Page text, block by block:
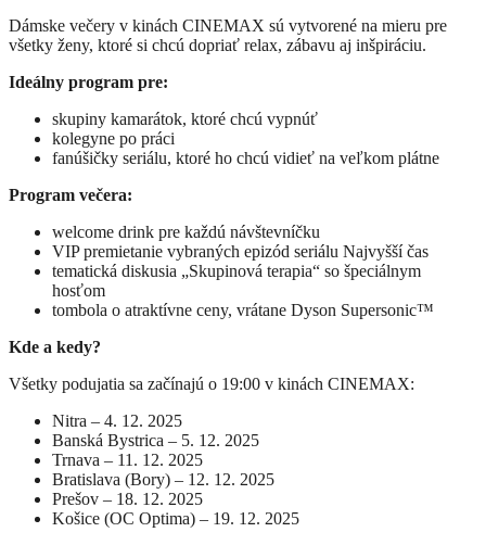
Dámske večery v kinách CINEMAX sú vytvorené na mieru pre
všetky ženy, ktoré si chcú dopriať relax, zábavu aj inšpiráciu.
Ideálny program pre:
skupiny kamarátok, ktoré chcú vypnúť
kolegyne po práci
fanúšičky seriálu, ktoré ho chcú vidieť na veľkom plátne
Program večera:
welcome drink pre každú návštevníčku
VIP premietanie vybraných epizód seriálu Najvyšší čas
tematická diskusia „Skupinová terapia“ so špeciálnym
hosťom
tombola o atraktívne ceny, vrátane Dyson Supersonic™
Kde a kedy?
Všetky podujatia sa začínajú o 19:00 v kinách CINEMAX:
Nitra – 4. 12. 2025
Banská Bystrica – 5. 12. 2025
Trnava – 11. 12. 2025
Bratislava (Bory) – 12. 12. 2025
Prešov – 18. 12. 2025
Košice (OC Optima) – 19. 12. 2025